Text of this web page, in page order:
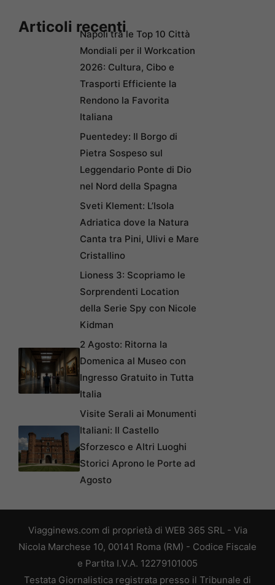
Articoli recentiNapoli tra le Top 10 Città
Mondiali per il Workcation
2026: Cultura, Cibo e
Trasporti Efficiente la
Rendono la Favorita
Italiana
Puentedey: Il Borgo di
Pietra Sospeso sul
Leggendario Ponte di Dio
nel Nord della Spagna
Sveti Klement: L’Isola
Adriatica dove la Natura
Canta tra Pini, Ulivi e Mare
Cristallino
Lioness 3: Scopriamo le
Sorprendenti Location
della Serie Spy con Nicole
Kidman
2 Agosto: Ritorna la
Domenica al Museo con
Ingresso Gratuito in Tutta
Italia
Visite Serali ai Monumenti
Italiani: Il Castello
Sforzesco e Altri Luoghi
Storici Aprono le Porte ad
Agosto
Viagginews.com di proprietà di WEB 365 SRL - Via
Nicola Marchese 10, 00141 Roma (RM) - Codice Fiscale
e Partita I.V.A. 12279101005
Testata Giornalistica registrata presso il Tribunale di